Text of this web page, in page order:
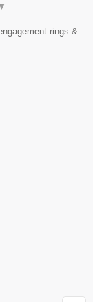
▼
rings &